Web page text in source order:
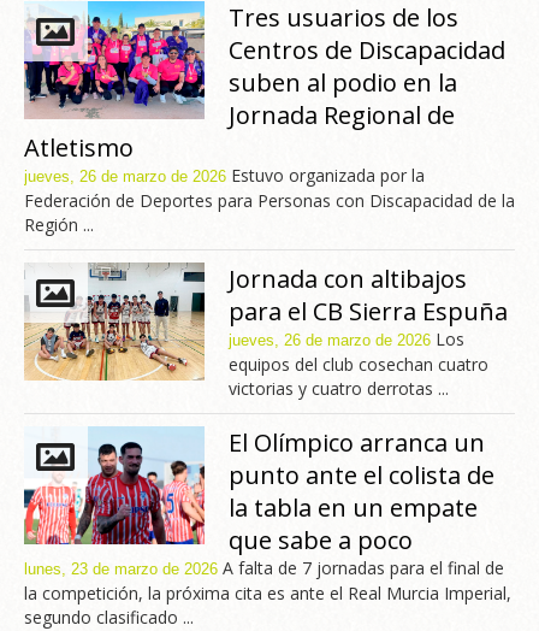
Tres usuarios de los
Centros de Discapacidad
suben al podio en la
Jornada Regional de
Atletismo
jueves, 26 de marzo de 2026 Estuvo organizada por la
Federación de Deportes para Personas con Discapacidad de la
Región ...
Jornada con altibajos
para el CB Sierra Espuña
jueves, 26 de marzo de 2026 Los
equipos del club cosechan cuatro
victorias y cuatro derrotas ...
El Olímpico arranca un
punto ante el colista de
la tabla en un empate
que sabe a poco
lunes, 23 de marzo de 2026 A falta de 7 jornadas para el final de
la competición, la próxima cita es ante el Real Murcia Imperial,
segundo clasificado ...